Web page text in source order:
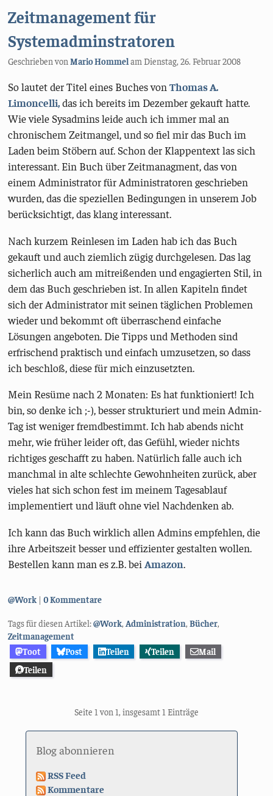
Zeitmanagement für
Systemadminstratoren
Geschrieben vonMario HommelamDienstag, 26. Februar 2008
So lautet der Titel eines Buches vonThomas A.
Limoncelli,das ich bereits im Dezember gekauft hatte.
Wie viele Sysadmins leide auch ich immer mal an
chronischem Zeitmangel, und so fiel mir das Buch im
Laden beim Stöbern auf. Schon der Klappentext las sich
interessant. Ein Buch über Zeitmanagment, das von
einem Administrator für Administratoren geschrieben
wurden, das die speziellen Bedingungen in unserem Job
berücksichtigt, das klang interessant.
Nach kurzem Reinlesen im Laden hab ich das Buch
gekauft und auch ziemlich zügig durchgelesen. Das lag
sicherlich auch am mitreißenden und engagierten Stil, in
dem das Buch geschrieben ist. In allen Kapiteln findet
sich der Administrator mit seinen täglichen Problemen
wieder und bekommt oft überraschend einfache
Lösungen angeboten. Die Tipps und Methoden sind
erfrischend praktisch und einfach umzusetzen, so dass
ich beschloß, diese für mich einzusetzten.
Mein Resüme nach 2 Monaten: Es hat funktioniert! Ich
bin, so denke ich ;-), besser strukturiert und mein Admin-
Tag ist weniger fremdbestimmt. Ich hab abends nicht
mehr, wie früher leider oft, das Gefühl, wieder nichts
richtiges geschafft zu haben. Natürlich falle auch ich
manchmal in alte schlechte Gewohnheiten zurück, aber
vieles hat sich schon fest im meinem Tagesablauf
implementiert und läuft ohne viel Nachdenken ab.
Ich kann das Buch wirklich allen Admins empfehlen, die
ihre Arbeitszeit besser und effizienter gestalten wollen.
Bestellen kann man es z.B. beiAmazon.
Kategorien:
@Work 0 Kommentare
Tags für diesen Artikel:@Work,Administration,Bücher,
Zeitmanagement
Toot
Post Teilen Teilen
Mail
Teilen
Seite 1 von 1, insgesamt 1 Einträge
Blog abonnieren
RSS Feed
Kommentare